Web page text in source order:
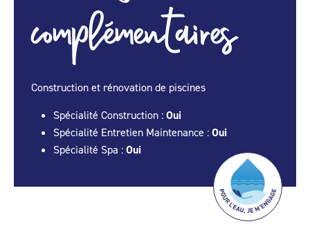
complémentaires
Construction et rénovation de piscines
Spécialité Construction : Oui
Spécialité Entretien Maintenance : Oui
Spécialité Spa : Oui